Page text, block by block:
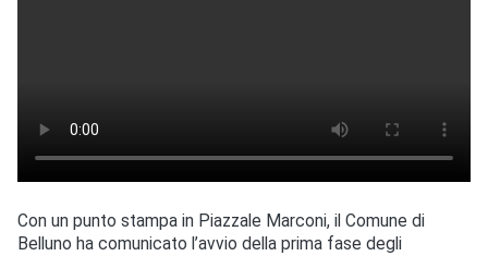
Con un punto stampa in Piazzale Marconi, il Comune di
Belluno ha comunicato l’avvio della prima fase degli